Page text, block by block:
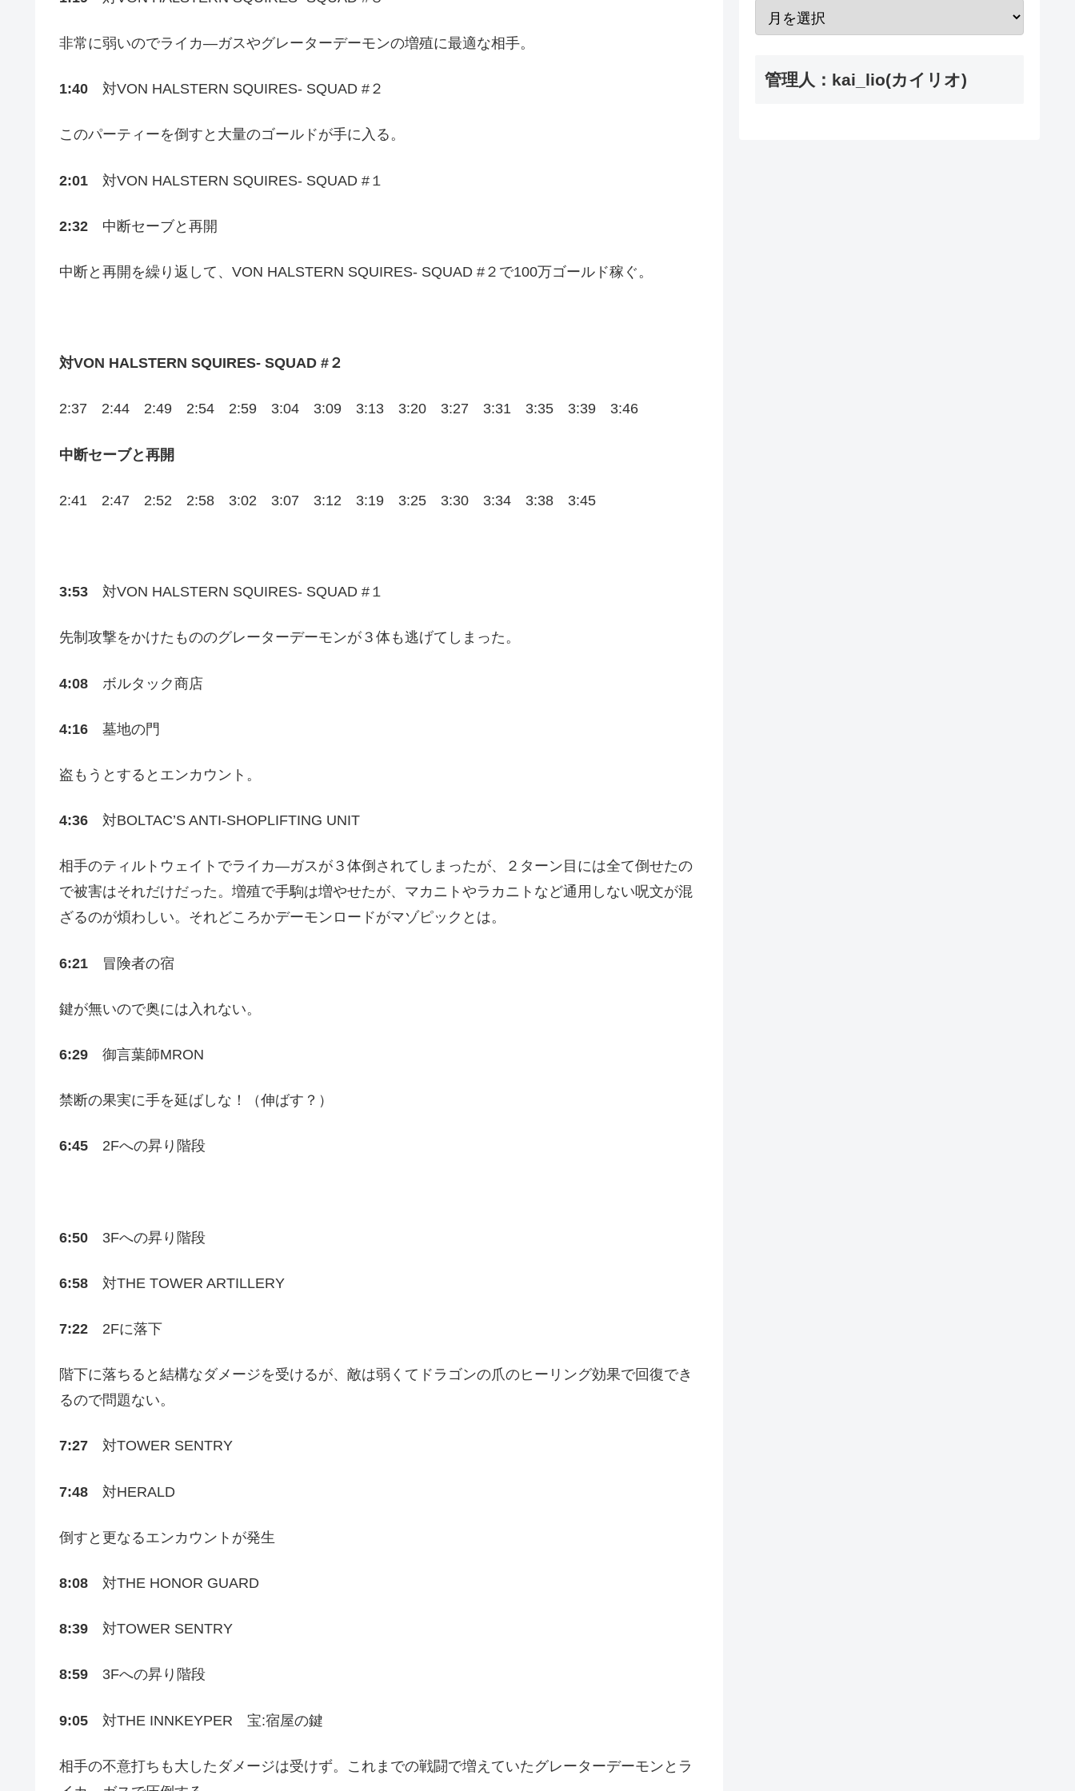
非常に弱いのでライカ―ガスやグレーターデーモンの増殖に最適な相手。
1:40 対VON HALSTERN SQUIRES- SQUAD #２
このパーティーを倒すと大量のゴールドが手に入る。
2:01 対VON HALSTERN SQUIRES- SQUAD #１
2:32 中断セーブと再開
中断と再開を繰り返して、VON HALSTERN SQUIRES- SQUAD #２で100万ゴールド稼ぐ。
対VON HALSTERN SQUIRES- SQUAD #２
2:37 2:44 2:49 2:54 2:59 3:04 3:09 3:13 3:20 3:27 3:31 3:35 3:39 3:46
中断セーブと再開
2:41 2:47 2:52 2:58 3:02 3:07 3:12 3:19 3:25 3:30 3:34 3:38 3:45
3:53 対VON HALSTERN SQUIRES- SQUAD #１
先制攻撃をかけたもののグレーターデーモンが３体も逃げてしまった。
4:08 ボルタック商店
4:16 墓地の門
盗もうとするとエンカウント。
4:36 対BOLTAC’S ANTI-SHOPLIFTING UNIT
相手のティルトウェイトでライカ―ガスが３体倒されてしまったが、２ターン目には全て倒せたの
で被害はそれだけだった。増殖で手駒は増やせたが、マカニトやラカニトなど通用しない呪文が混
ざるのが煩わしい。それどころかデーモンロードがマゾピックとは。
6:21 冒険者の宿
鍵が無いので奥には入れない。
6:29 御言葉師MRON
禁断の果実に手を延ばしな！（伸ばす？）
6:45 2Fへの昇り階段
6:50 3Fへの昇り階段
6:58 対THE TOWER ARTILLERY
7:22 2Fに落下
階下に落ちると結構なダメージを受けるが、敵は弱くてドラゴンの爪のヒーリング効果で回復でき
るので問題ない。
7:27 対TOWER SENTRY
7:48 対HERALD
倒すと更なるエンカウントが発生
8:08 対THE HONOR GUARD
8:39 対TOWER SENTRY
8:59 3Fへの昇り階段
9:05 対THE INNKEYPER 宝:宿屋の鍵
相手の不意打ちも大したダメージは受けず。これまでの戦闘で増えていたグレーターデーモンとラ
管理人：kai_lio(カイリオ)